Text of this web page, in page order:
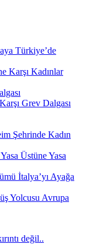
Türkiye’de
Karşı Kadınlar
Grev Dalgası
Şehrinde Kadın
Üstüne Yasa
İtalya’yı Ayağa
Yolcusu Avrupa